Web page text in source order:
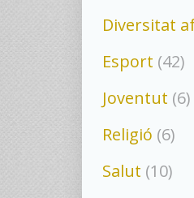
Diversitat
Esport (42)
Joventut (6)
Religió (6)
Salut (10)